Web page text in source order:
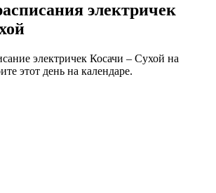
электричек
электричек Косачи – Сухой на
этот день на календаре.